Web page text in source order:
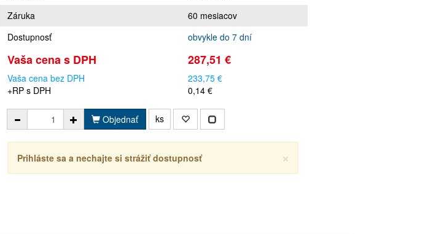
Záruka
60 mesiacov
Dostupnosť
obvykle do 7 dní
Vaša cena s DPH 287,51 €
Vaša cena bez DPH
233,75 €
+RP s DPH
0,14 €
Objednať ks
×
Prihláste sa a nechajte si strážiť dostupnosť